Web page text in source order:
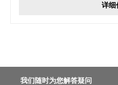
详细
我们随时为您解答疑问